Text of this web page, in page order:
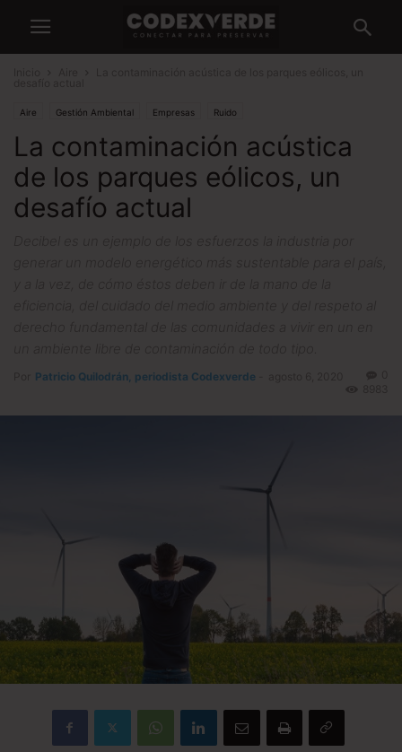
Aire Gestión Ambiental Empresas Ruido
La contaminación acústica
de los parques eólicos, un
desafío actual
Patricio Quilodrán, periodista Codexverde